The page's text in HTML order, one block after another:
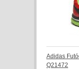
Adidas
Q21472